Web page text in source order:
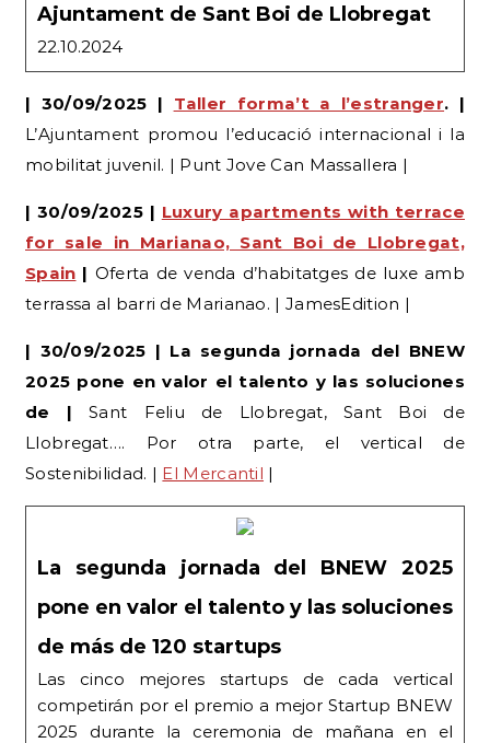
Ajuntament de Sant Boi de Llobregat
22.10.2024
| 30/09/2025 | Taller forma’t a l’estranger. |
L’Ajuntament promou l’educació internacional i la
mobilitat juvenil. | Punt Jove Can Massallera |
| 30/09/2025 | Luxury apartments with terrace
for sale in Marianao, Sant Boi de Llobregat,
Spain | Oferta de venda d’habitatges de luxe amb
terrassa al barri de Marianao. | JamesEdition |
| 30/09/2025 | La segunda jornada del BNEW
2025 pone en valor el talento y las soluciones
de |Sant Feliu de Llobregat, Sant Boi de
Llobregat…. Por otra parte, el vertical de
Sostenibilidad. | El Mercantil |
La segunda jornada del BNEW 2025
pone en valor el talento y las soluciones
de más de 120 startups
Las cinco mejores startups de cada vertical
competirán por el premio a mejor Startup BNEW
2025 durante la ceremonia de mañana en el